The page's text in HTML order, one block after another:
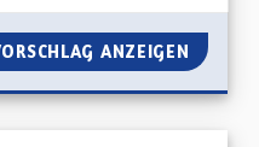
ANZEIGEN